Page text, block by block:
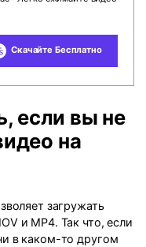
Скачайте Бесплатно
если вы не
на
загружать
и MP4. Так что, если
в каком-то другом